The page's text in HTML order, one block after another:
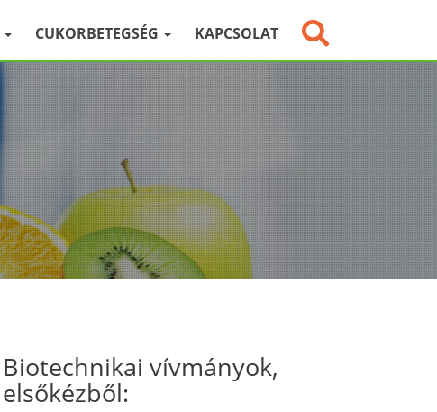
CUKORBETEGSÉG KAPCSOLAT
Biotechnikai vívmányok,
elsőkézből: